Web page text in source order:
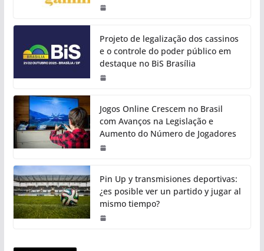
Projeto de legalização dos cassinos
e o controle do poder público em
destaque no BiS Brasília
Jogos Online Crescem no Brasil
com Avanços na Legislação e
Aumento do Número de Jogadores
Pin Up y transmisiones deportivas:
¿es posible ver un partido y jugar al
mismo tiempo?